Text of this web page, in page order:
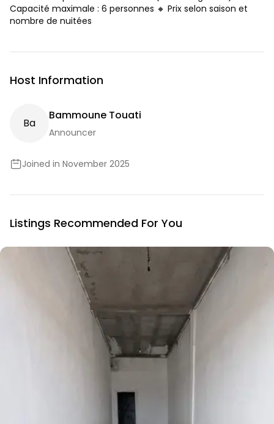
Capacité maximale : 6 personnes 🔸 Prix selon saison et
nombre de nuitées
Host Information
BA
Bammoune Touati
Announcer
Joined in November 2025
Listings Recommended For You